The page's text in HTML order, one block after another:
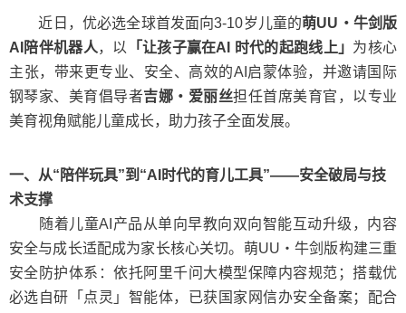
近日，优必选全球首发面向3-10岁儿童的萌UU・牛剑版
AI陪伴机器人，以 「让孩子赢在AI 时代的起跑线上」 为核心
主张，带来更专业、安全、高效的AI启蒙体验，并邀请国际
钢琴家、美育倡导者吉娜・爱丽丝担任首席美育官，以专业
美育视角赋能儿童成长，助力孩子全面发展。
一、从“陪伴玩具”到“AI时代的育儿工具”——安全破局与技
术支撑
随着儿童AI产品从单向早教向双向智能互动升级，内容
安全与成长适配成为家长核心关切。萌UU・牛剑版构建三重
安全防护体系：依托阿里千问大模型保障内容规范；搭载优
必选自研「点灵」智能体，已获国家网信办安全备案；配合